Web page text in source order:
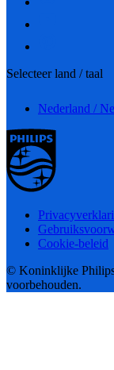
Selecteer land / taal
Nederland /
Cookie-beleid
© Koninklijke
voorbehouden.